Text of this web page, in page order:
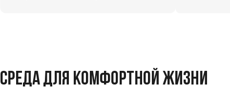
СРЕДА ДЛЯ КОМФОРТНОЙ ЖИЗНИ